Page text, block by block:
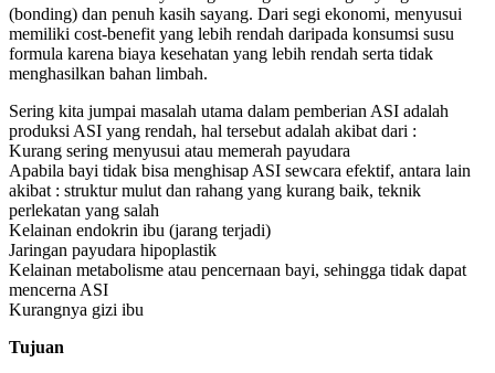
(bonding) dan penuh kasih sayang. Dari segi ekonomi, menyusui
memiliki cost-benefit yang lebih rendah daripada konsumsi susu
formula karena biaya kesehatan yang lebih rendah serta tidak
menghasilkan bahan limbah.
Sering kita jumpai masalah utama dalam pemberian ASI adalah
produksi ASI yang rendah, hal tersebut adalah akibat dari :
Kurang sering menyusui atau memerah payudara
Apabila bayi tidak bisa menghisap ASI sewcara efektif, antara lain
akibat : struktur mulut dan rahang yang kurang baik, teknik
perlekatan yang salah
Kelainan endokrin ibu (jarang terjadi)
Jaringan payudara hipoplastik
Kelainan metabolisme atau pencernaan bayi, sehingga tidak dapat
mencerna ASI
Kurangnya gizi ibu
Tujuan